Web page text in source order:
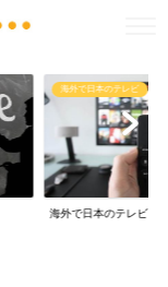
海外で日本のテレビ
海外で日本のテレビ